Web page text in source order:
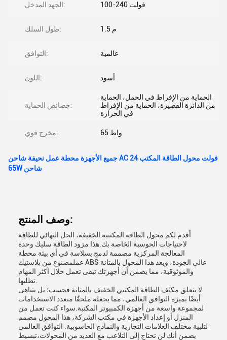
الجهد المدخل: 100-240 فولت
طول السلك: 1.5 م
التوافق: عالمية
اللون: أسود
خصائص الحماية:
الحماية من الإفراط في الحمل، الحماية
من الدائرة القصيرة، الحماية من الإفراط
في الحرارة
مخرج قوي: 65 واط
جميع الأجهزة محطة عمل نحيفة شاحن AC 24 فولت محول الطاقة المكتب
65W شاحن
وصف المنتج:
أقدم لكم محول الطاقة المكتبية الخفيفة، الحل النهائي للطاقة
لاحتياجات الحوسبة الخاصة بك.هذا مزود الطاقة سليك وحدة
المعالجة المركزية مصممة لدمج بسلاسة في أي بيئة محطة
عملمصنوع من بلاستيك ABS عالي الجودة، ويعد هذا المحول بالمتانة
والموثوقية، مما يضمن أن أجهزتك تبقى تعمل خلال أكثر المهام
لا يتعلق مكيّف الطاقة المكتبي الخفيف بالمتانة فحسب؛ بل يتباهى
أيضًا بميزة التوافق العالمي، مما يجعله ملحقًا متعدد الاستخدامات
لمجموعة واسعة من أجهزة الكمبيوتر المكتبة.سواء كنت تعمل من
المنزل أو إعداد الأجهزة في مكتب الشركة، هذا المحول مصمم
لتلبية مختلف العلامات التجارية والنماذج الحاسوبية. التوافق العالمي
يضمن أنك لن تحتاج إلى التلاعب مع العديد من المحولات،تبسيط